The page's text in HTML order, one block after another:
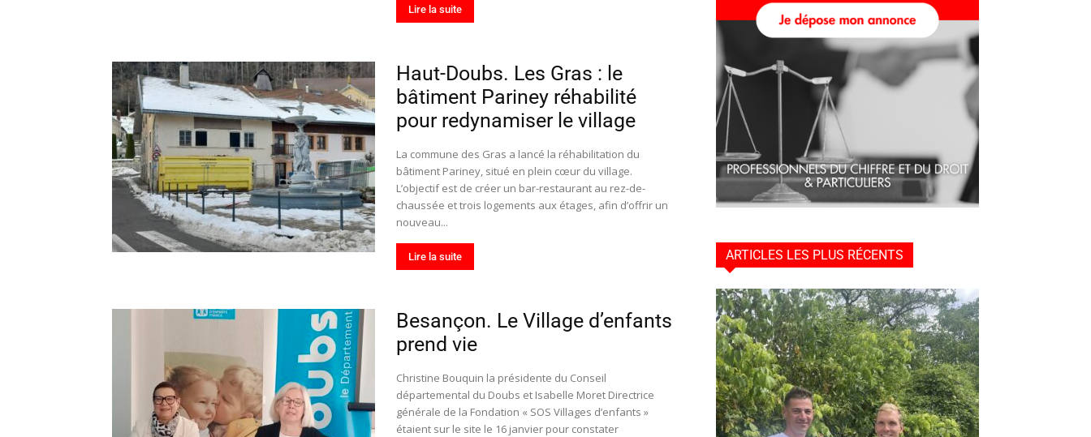
–
Hebdo25
Lire la suite
Haut-Doubs. Les Gras : le
bâtiment Pariney réhabilité
pour redynamiser le village
La commune des Gras a lancé la réhabilitation du
bâtiment Pariney, situé en plein cœur du village.
L’objectif est de créer un bar-restaurant au rez-de-
chaussée et trois logements aux étages, afin d’offrir un
nouveau...
Lire la suite
Besançon. Le Village d’enfants
prend vie
Christine Bouquin la présidente du Conseil
départemental du Doubs et Isabelle Moret Directrice
générale de la Fondation « SOS Villages d’enfants »
étaient sur le site le 16 janvier pour constater
ARTICLES LES PLUS RÉCENTS